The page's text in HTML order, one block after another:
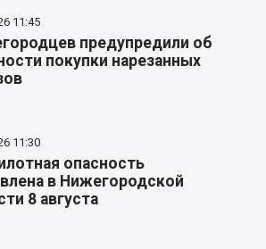
11:45
предупредили об
покупки нарезанных
11:30
опасность
в Нижегородской
8 августа